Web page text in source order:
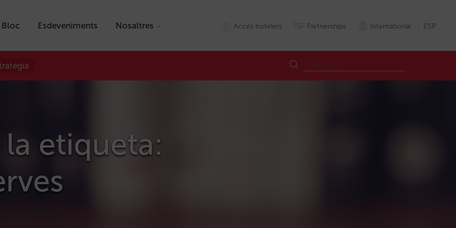
Bloc Esdeveniments Nosaltres Accés hotelers Partnerships International ESP
etiqueta: